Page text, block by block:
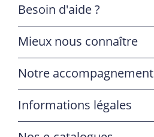
Besoin d'aide ?
Mieux nous connaître
Notre accompagnement
Informations légales